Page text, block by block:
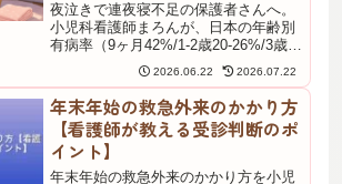
夜泣きで連夜寝不足の保護者さんへ。
小児科看護師まろんが、日本の年齢別
有病率（9ヶ月42%/1-2歳20-26%/3歳
14%）、月齢別の主な原因、1歳・2歳
別の攻略法、夜驚症との見分け方、受
診目安、パパ・ママのセルフケアま
で、こども家庭庁・日本小児科学会
2024年見解・AAPの一次情報に沿って
やさしく整理しました。
2026.06.22 2026.07.22
年末年始の救急外来のかかり方
【看護師が教える受診判断のポ
イント】
年末年始の救急外来のかかり方を小児